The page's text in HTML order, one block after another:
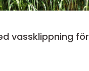
vassklippning för